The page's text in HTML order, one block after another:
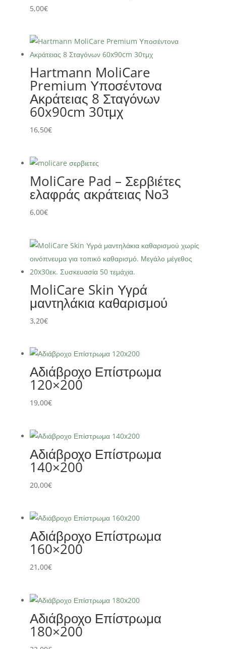
5,00€
Hartmann MoliCare
Premium Υποσέντονα
Ακράτειας 8 Σταγόνων
60x90cm 30τμχ
16,50€
MoliCare Pad – Σερβιέτες
ελαφράς ακράτειας Νο3
6,00€
MoliCare Skin Υγρά
μαντηλάκια καθαρισμού
3,20€
Αδιάβροχο Επίστρωμα
120×200
19,00€
Αδιάβροχο Επίστρωμα
140×200
20,00€
Αδιάβροχο Επίστρωμα
160×200
21,00€
Αδιάβροχο Επίστρωμα
180×200